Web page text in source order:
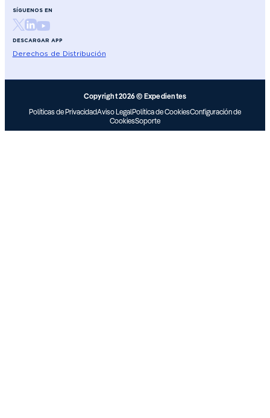
SÍGUENOS EN
DESCARGAR APP
Derechos de Distribución
Copyright 2026 © Expedientes
Políticas de PrivacidadAviso LegalPolítica de CookiesConfiguración de
CookiesSoporte